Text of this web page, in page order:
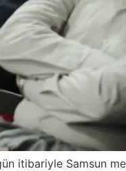
itibariyle Samsun